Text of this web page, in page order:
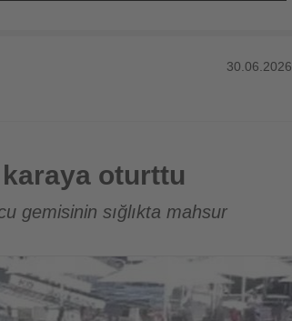
30.06.2026
oturttu
gemisinin sığlıkta mahsur